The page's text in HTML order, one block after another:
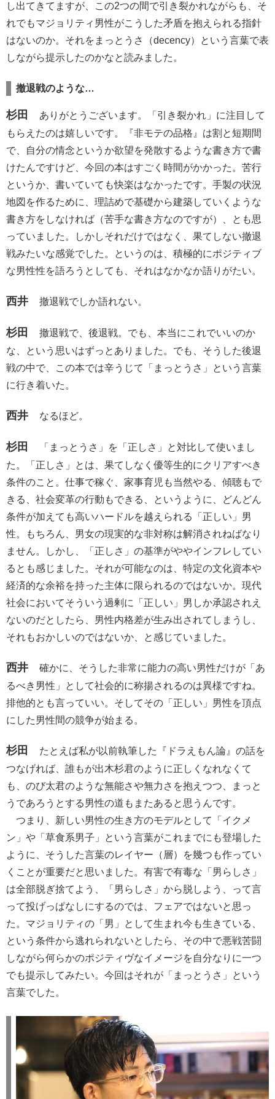
し出てきてますが、この2つの間で引き裂かれながらも、そ
れでもマジョリティ男性がこうした矛盾を抱えられる指針
はないのか。それをまっとうさ（decency）という言葉で表
しながら提示したのかなと読みました。
撤退戦のような…
杉田
ありがとうございます。「引き裂かれ」に注目して
もらえたのは嬉しいです。『非モテの品格』は割と短期間
で、自分の情念というか欲望を発散するような書き方で書
けたんですけど、今回の本はすごく時間がかかった。苦行
というか、書いていても快楽はなかったです。手製の状況
地図を作るために、理詰めで基礎から建築していくような
書き方をしなければ（苦手な書き方なのですが）、とも思
っていました。しかしそれだけではなく、果てしない撤退
戦みたいな感覚でした。というのは、積極的にポジティブ
な男性性を語ろうとしても、それはなかなか語りがたい。
西井 撤退戦でしか語れない。
杉田 撤退戦で、後退戦。でも、本当にこれでいいのか
な、という思いはずっとありました。でも、そうした後退
戦の中で、この本では辛うじて「まっとうさ」という言葉
に行き着いた。
西井 なるほど。
杉田
「まっとうさ」を「正しさ」と対比して使いまし
た。「正しさ」とは、果てしなく優等生的にクリアすべき
条件のこと。仕事で稼ぐ、家事育児も当然やる、傾聴もで
きる、社会変革の行動もできる、というように、どんどん
条件が加えても高いハードルを越えられる「正しい」男
性。もちろん、男女の現実的な非対称は解消されねばなり
ません。しかし、「正しさ」の基準がややインフレしてい
るとも感じました。それが可能なのは、特定の文化資本や
経済的な余裕を持った主体に限られるのではないか。現代
社会においてそういう過剰に「正しい」男しか承認されえ
ないのだとしたら、男性内格差が生み出されてしまうし、
それもおかしいのではないか、と感じていました。
西井 確かに、そうした非常に能力の高い男性だけが「あ
るべき男性」として社会的に称揚されるのは異様ですね。
排他的とも言っていい。そしてその「正しい」男性を頂点
にした男性間の競争が始まる。
杉田
たとえば私が以前執筆した『ドラえもん論』の話を
つなげれば、誰もが出木杉君のように正しくなれなくて
も、のび太君のような無能さや無力さを抱えつつ、まっと
うであろうとする男性の道もまたあると思うんです。
つまり、新しい男性の生き方のモデルとして「イクメ
ン」や「草食系男子」という言葉がこれまでにも登場した
ように、そうした言葉のレイヤー（層）を幾つも作ってい
くことが重要だと思いました。有害で有毒な「男らしさ」
は全部脱ぎ捨てよう、「男らしさ」から脱しよう、って言
って投げっぱなしにするのでは、フェアではないと思っ
た。マジョリティの「男」として生まれ今も生きている、
という条件から逃れられないとしたら、その中で悪戦苦闘
しながら何らかのポジティヴなイメージを自分なりに一つ
でも提示してみたい。今回はそれが「まっとうさ」という
言葉でした。